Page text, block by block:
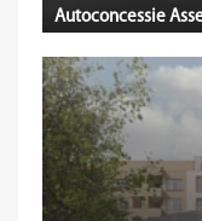
Autoconcessie